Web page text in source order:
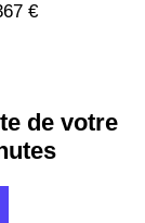
€
de votre